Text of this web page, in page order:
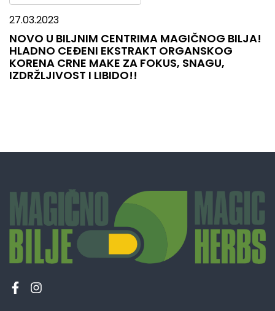
27.03.2023
NOVO U BILJNIM CENTRIMA MAGIČNOG BILJA!
HLADNO CEĐENI EKSTRAKT ORGANSKOG
KORENA CRNE MAKE ZA FOKUS, SNAGU,
IZDRŽLJIVOST I LIBIDO!!